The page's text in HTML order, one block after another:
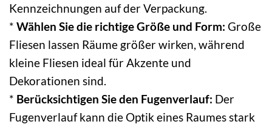
Kennzeichnungen auf der Verpackung.
* Wählen Sie die richtige Größe und Form: Große
Fliesen lassen Räume größer wirken, während
kleine Fliesen ideal für Akzente und
Dekorationen sind.
* Berücksichtigen Sie den Fugenverlauf: Der
Fugenverlauf kann die Optik eines Raumes stark